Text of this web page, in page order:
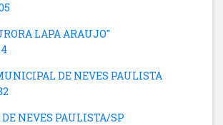
LAPA ARAUJO"
DE NEVES PAULISTA
DE NEVES PAULISTA/SP